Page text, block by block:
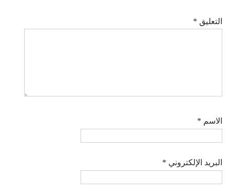
التعليق *
الاسم *
البريد الإلكتروني *